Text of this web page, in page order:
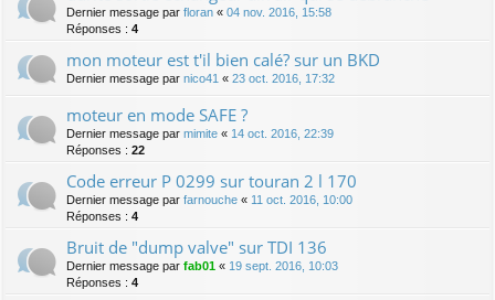
Dernier message par floran « 04 nov. 2016, 15:58
Réponses : 4
mon moteur est t'il bien calé? sur un BKD
Dernier message par nico41 « 23 oct. 2016, 17:32
moteur en mode SAFE ?
Dernier message par mimite « 14 oct. 2016, 22:39
Réponses : 22
Code erreur P 0299 sur touran 2 l 170
Dernier message par farnouche « 11 oct. 2016, 10:00
Réponses : 4
Bruit de "dump valve" sur TDI 136
Dernier message par fab01 « 19 sept. 2016, 10:03
Réponses : 4